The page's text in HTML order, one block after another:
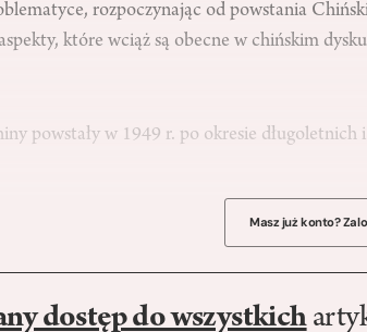
rozpoczynając od powstania
które wciąż są obecne w chińskim
powstały w 1949 r. po okresie długoletnich
Masz już konto?
dostęp do wszystkich